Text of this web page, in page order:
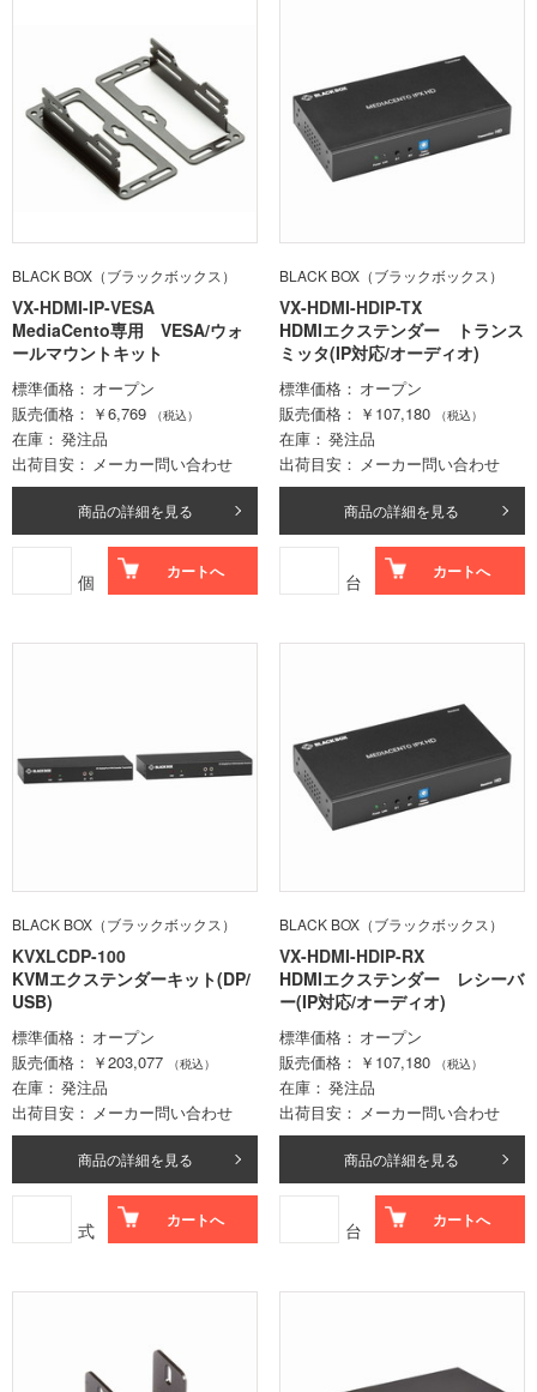
BLACK BOX（ブラックボックス）
VX-HDMI-IP-VESA
MediaCento専用 VESA/ウォ
ールマウントキット
標準価格
オープン
販売価格
￥6,769 （税込）
在庫
発注品
出荷目安
メーカー問い合わせ
商品の詳細を見る
個 カートへ
BLACK BOX（ブラックボックス）
VX-HDMI-HDIP-TX
HDMIエクステンダー トランス
ミッタ(IP対応/オーディオ)
標準価格
オープン
販売価格
￥107,180 （税込）
在庫
発注品
出荷目安
メーカー問い合わせ
商品の詳細を見る
台 カートへ
BLACK BOX（ブラックボックス）
KVXLCDP-100
KVMエクステンダーキット(DP/
USB)
標準価格
オープン
販売価格
￥203,077 （税込）
在庫
発注品
出荷目安
メーカー問い合わせ
商品の詳細を見る
式 カートへ
BLACK BOX（ブラックボックス）
VX-HDMI-HDIP-RX
HDMIエクステンダー レシーバ
ー(IP対応/オーディオ)
標準価格
オープン
販売価格
￥107,180 （税込）
在庫
発注品
出荷目安
メーカー問い合わせ
商品の詳細を見る
台 カートへ